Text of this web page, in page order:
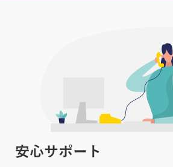
安心サポート